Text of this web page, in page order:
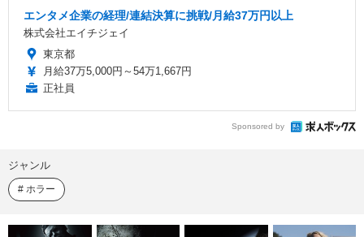
エンタメ企業の経理/連結決算に挑戦/月給37万円以上
株式会社エイチジェイ
東京都
月給37万5,000円～54万1,667円
正社員
Sponsored by
ジャンル
ホラー